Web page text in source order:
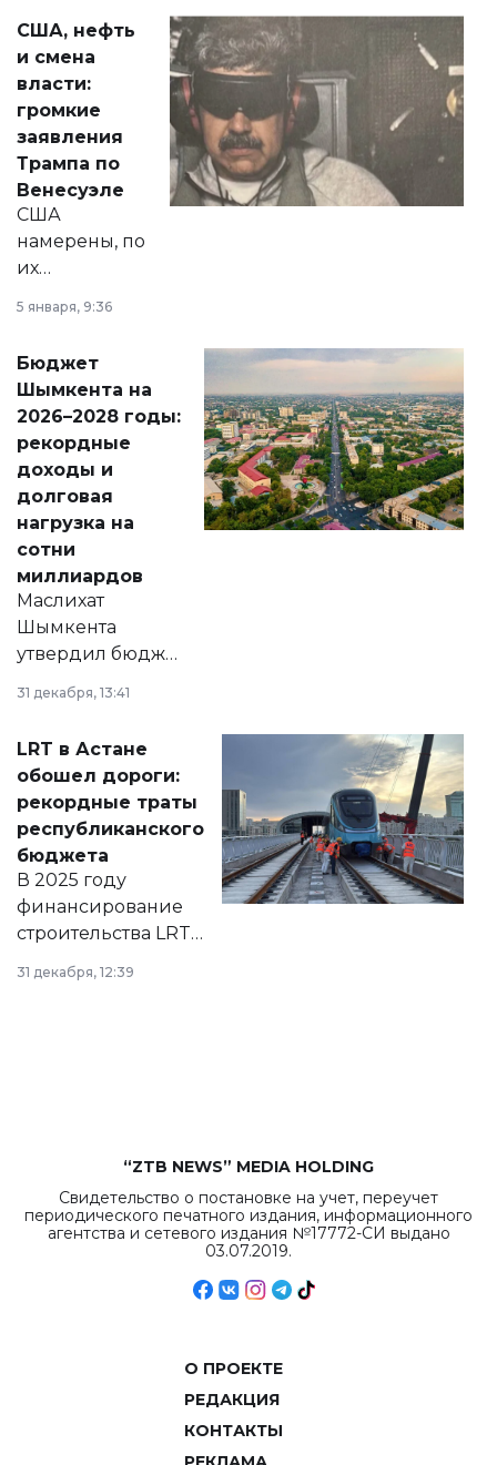
актуальных тем —
от слухов о
политических
реформах до
вопросов армии,
экономики и
личного здоровья.
США, нефть
и смена
власти:
громкие
заявления
Трампа по
Венесуэле
США
намерены, по
их
принести
народу
Венесуэлы.
5 января, 9:36
Бюджет
Шымкента на
2026–2028 годы:
рекордные
доходы и
долговая
нагрузка на
сотни
миллиардов
Маслихат
Шымкента
утвердил бюджет
города на 2026–
2028 годы.
документ
появился в базе
нормативных
правовых актов и
на сайте маслихат
города.
31 декабря, 13:41
LRT в Астане
обошел дороги:
рекордные траты
республиканского
бюджета
В 2025 году
финансирование
строительства LRT
в Астане из
республиканского
31 декабря, 12:39
“ZTB NEWS” MEDIA HOLDING
Свидетельство о постановке на учет, переучет
периодического печатного издания, информационного
агентства и сетевого издания №17772-СИ выдано
03.07.2019.
О ПРОЕКТЕ
РЕДАКЦИЯ
КОНТАКТЫ